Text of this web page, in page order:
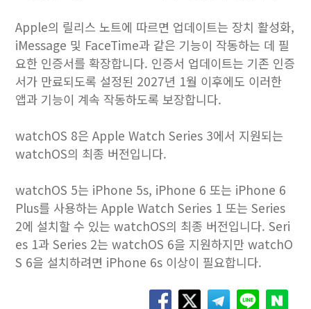
Apple의 릴리스 노트에 따르면 업데이트는 장치 활성화,
iMessage 및 FaceTime과 같은 기능이 작동하는 데 필
요한 인증서를 확장합니다. 인증서 업데이트는 기존 인증
서가 만료되도록 설정된 2027년 1월 이후에도 이러한
앱과 기능이 계속 작동하도록 보장합니다.
watchOS 8은 Apple Watch Series 3에서 지원되는
watchOS의 최종 버전입니다.
watchOS 5는 iPhone 5s, iPhone 6 또는 iPhone 6
Plus를 사용하는 Apple Watch Series 1 또는 Series
2에 설치할 수 있는 watchOS의 최종 버전입니다. Seri
es 1과 Series 2는 watchOS 6을 지원하지만 watchO
S 6을 설치하려면 iPhone 6s 이상이 필요합니다.